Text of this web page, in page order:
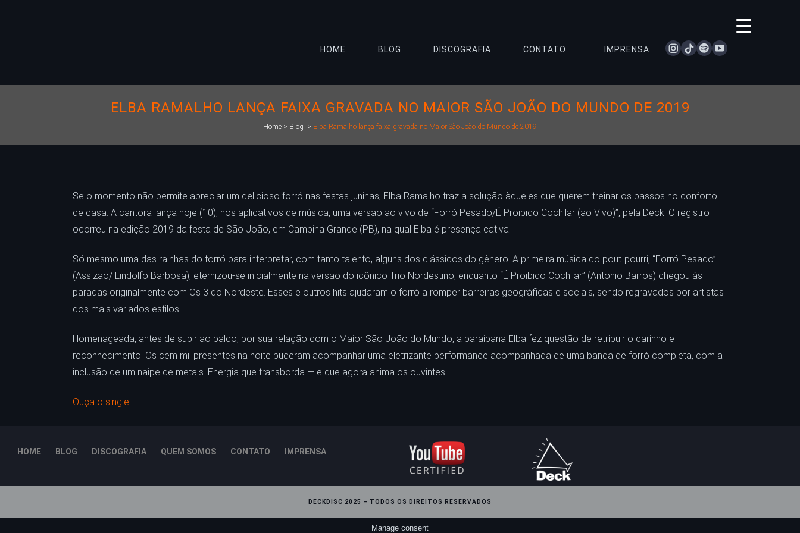
instagram
tiktokspotifyyoutube
HOME BLOG DISCOGRAFIA CONTATO IMPRENSA
ELBA RAMALHO LANÇA FAIXA GRAVADA NO MAIOR SÃO JOÃO DO MUNDO DE 2019
Home > Blog > Elba Ramalho lança faixa gravada no Maior São João do Mundo de 2019
Se o momento não permite apreciar um delicioso forró nas festas juninas, Elba Ramalho traz a solução àqueles que querem treinar os passos no conforto
de casa. A cantora lança hoje (10), nos aplicativos de música, uma versão ao vivo de “Forró Pesado/É Proibido Cochilar (ao Vivo)”, pela Deck. O registro
ocorreu na edição 2019 da festa de São João, em Campina Grande (PB), na qual Elba é presença cativa.
Só mesmo uma das rainhas do forró para interpretar, com tanto talento, alguns dos clássicos do gênero. A primeira música do pout-pourri, “Forró Pesado”
(Assizão/ Lindolfo Barbosa), eternizou-se inicialmente na versão do icônico Trio Nordestino, enquanto “É Proibido Cochilar” (Antonio Barros) chegou às
paradas originalmente com Os 3 do Nordeste. Esses e outros hits ajudaram o forró a romper barreiras geográficas e sociais, sendo regravados por artistas
dos mais variados estilos.
Homenageada, antes de subir ao palco, por sua relação com o Maior São João do Mundo, a paraibana Elba fez questão de retribuir o carinho e
reconhecimento. Os cem mil presentes na noite puderam acompanhar uma eletrizante performance acompanhada de uma banda de forró completa, com a
inclusão de um naipe de metais. Energia que transborda — e que agora anima os ouvintes.
Ouça o single
HOME BLOG DISCOGRAFIA QUEM SOMOS CONTATO IMPRENSA
DECKDISC 2025 – TODOS OS DIREITOS RESERVADOS
Manage consent